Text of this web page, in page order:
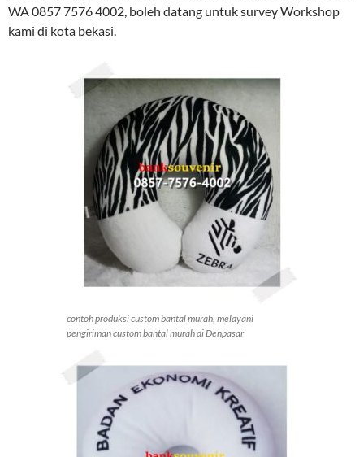
WA 0857 7576 4002, boleh datang untuk survey Workshop
kami di kota bekasi.
contoh produksi custom bantal murah, melayani
pengiriman custom bantal murah di Denpasar